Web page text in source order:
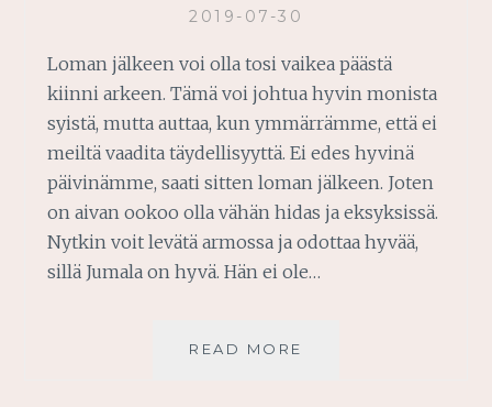
2019-07-30
Loman jälkeen voi olla tosi vaikea päästä
kiinni arkeen. Tämä voi johtua hyvin monista
syistä, mutta auttaa, kun ymmärrämme, että ei
meiltä vaadita täydellisyyttä. Ei edes hyvinä
päivinämme, saati sitten loman jälkeen. Joten
on aivan ookoo olla vähän hidas ja eksyksissä.
Nytkin voit levätä armossa ja odottaa hyvää,
sillä Jumala on hyvä. Hän ei ole…
READ MORE